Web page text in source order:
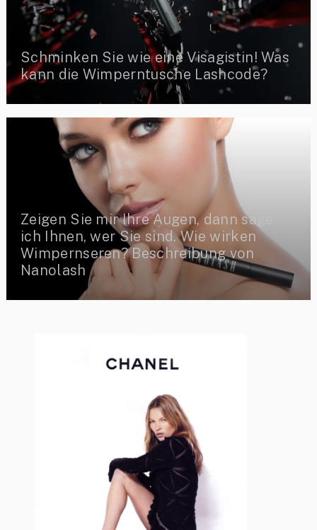
Schminken Sie wie eine Visagistin! Was
kann die Wimperntusche Lashcode?
Zeigen Sie mir Ihre Augen, dann sage
ich Ihnen, wer Sie sind. Wie wirken
Wimpernseren? Beschreibung von
Nanolash